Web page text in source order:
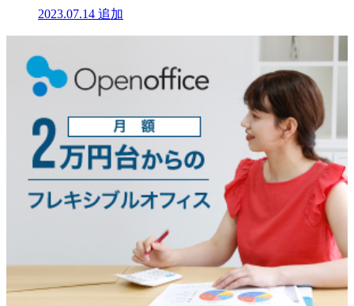
2023.07.14 追加